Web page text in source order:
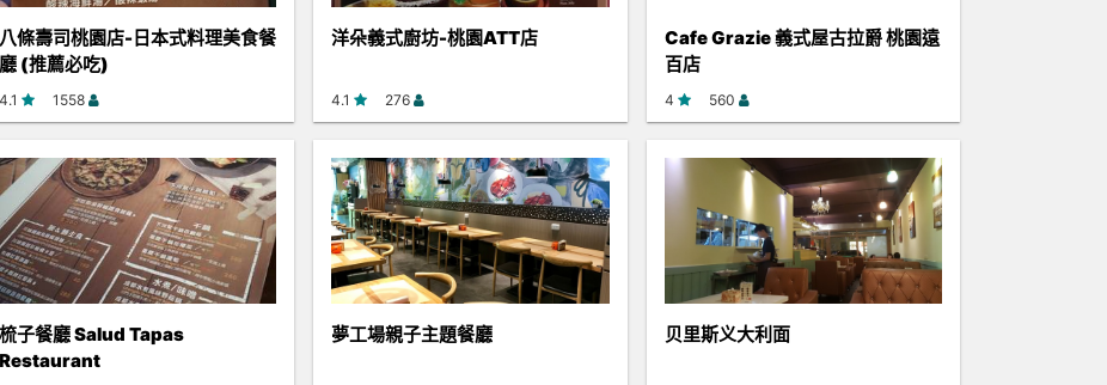
八條壽司桃園店-日本式料理美食餐
廳 (推薦必吃)
4.1 1558
洋朵義式廚坊-桃園ATT店
4.1 276
Cafe Grazie 義式屋古拉爵 桃園遠
百店
4 560
梳子餐廳 Salud Tapas
Restaurant
夢工場親子主題餐廳 贝里斯义大利面